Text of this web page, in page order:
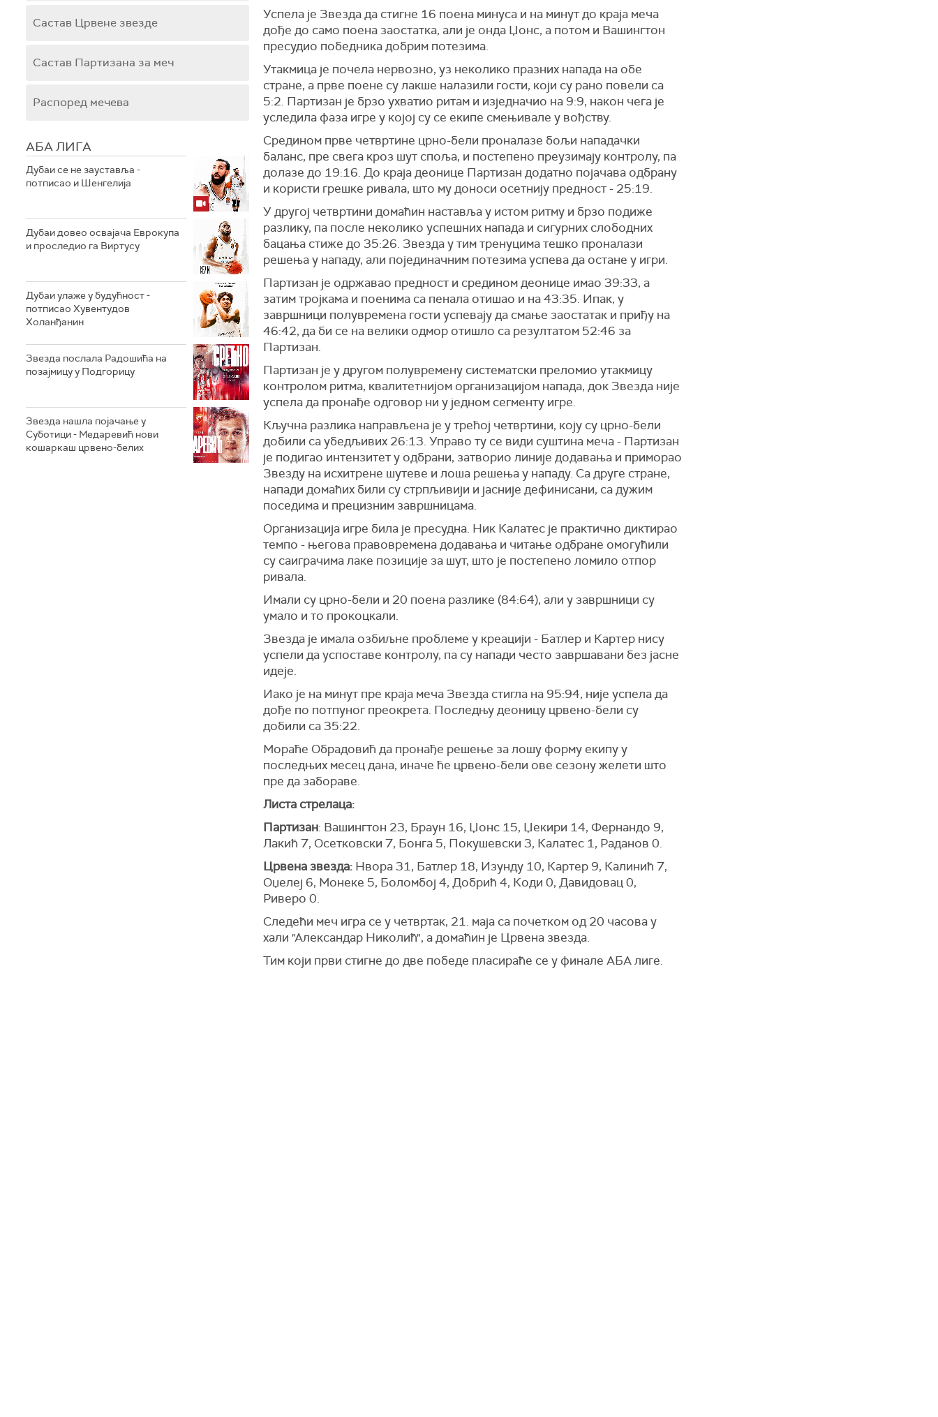
Састав Црвене звезде
Састав Партизана за меч
Распоред мечева
АБА ЛИГА
Дубаи се не зауставља -
потписао и Шенгелија
Дубаи довео освајача Еврокупа
и проследио га Виртусу
Дубаи улаже у будућност -
потписао Хувентудов
Холанђанин
Звезда послала Радошића на
позајмицу у Подгорицу
Звезда нашла појачање у
Суботици - Медаревић нови
кошаркаш црвено-белих
Успела је Звезда да стигне 16 поена минуса и на минут до краја меча
дође до само поена заостатка, али је онда Џонс, а потом и Вашингтон
пресудио победника добрим потезима.
Утакмица је почела нервозно, уз неколико празних напада на обе
стране, а прве поене су лакше налазили гости, који су рано повели са
5:2. Партизан је брзо ухватио ритам и изједначио на 9:9, након чега је
уследила фаза игре у којој су се екипе смењивале у вођству.
Средином прве четвртине црно-бели проналазе бољи нападачки
баланс, пре свега кроз шут споља, и постепено преузимају контролу, па
долазе до 19:16. До краја деонице Партизан додатно појачава одбрану
и користи грешке ривала, што му доноси осетнију предност - 25:19.
У другој четвртини домаћин наставља у истом ритму и брзо подиже
разлику, па после неколико успешних напада и сигурних слободних
бацања стиже до 35:26. Звезда у тим тренуцима тешко проналази
решења у нападу, али појединачним потезима успева да остане у игри.
Партизан је одржавао предност и средином деонице имао 39:33, а
затим тројкама и поенима са пенала отишао и на 43:35. Ипак, у
завршници полувремена гости успевају да смање заостатак и приђу на
46:42, да би се на велики одмор отишло са резултатом 52:46 за
Партизан.
Партизан је у другом полувремену систематски преломио утакмицу
контролом ритма, квалитетнијом организацијом напада, док Звезда није
успела да пронађе одговор ни у једном сегменту игре.
Кључна разлика направљена је у трећој четвртини, коју су црно-бели
добили са убедљивих 26:13. Управо ту се види суштина меча - Партизан
је подигао интензитет у одбрани, затворио линије додавања и приморао
Звезду на исхитрене шутеве и лоша решења у нападу. Са друге стране,
напади домаћих били су стрпљивији и јасније дефинисани, са дужим
поседима и прецизним завршницама.
Организација игре била је пресудна. Ник Калатес је практично диктирао
темпо - његова правовремена додавања и читање одбране омогућили
су саиграчима лаке позиције за шут, што је постепено ломило отпор
ривала.
Имали су црно-бели и 20 поена разлике (84:64), али у завршници су
умало и то прокоцкали.
Звезда је имала озбиљне проблеме у креацији - Батлер и Картер нису
успели да успоставе контролу, па су напади често завршавани без јасне
идеје.
Иако је на минут пре краја меча Звезда стигла на 95:94, није успела да
дође по потпуног преокрета. Последњу деоницу црвено-бели су
добили са 35:22.
Мораће Обрадовић да пронађе решење за лошу форму екипу у
последњих месец дана, иначе ће црвено-бели ове сезону желети што
пре да забораве.
Листа стрелаца:
Партизан: Вашингтон 23, Браун 16, Џонс 15, Џекири 14, Фернандо 9,
Лакић 7, Осетковски 7, Бонга 5, Покушевски 3, Калатес 1, Раданов 0.
Црвена звезда: Нвора 31, Батлер 18, Изунду 10, Картер 9, Калинић 7,
Оџелеј 6, Монеке 5, Боломбој 4, Добрић 4, Коди 0, Давидовац 0,
Риверо 0.
Следећи меч игра се у четвртак, 21. маја са почетком од 20 часова у
хали "Александар Николић", а домаћин је Црвена звезда.
Тим који први стигне до две победе пласираће се у финале АБА лиге.